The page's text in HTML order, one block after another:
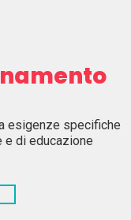
esigenze specifiche
e di educazione